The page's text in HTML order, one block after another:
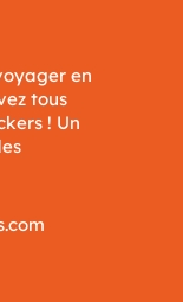
en
tous
! Un